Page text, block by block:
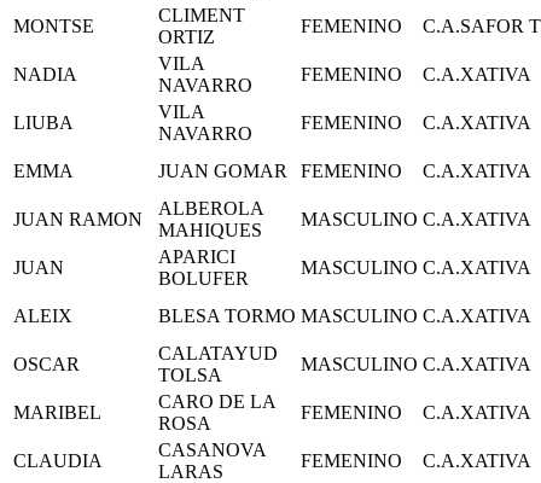
MONTSE
CLIMENT
ORTIZ
FEMENINO C.A.SAFOR
NADIA
VILA
NAVARRO
FEMENINO C.A.XATIVA
LIUBA
VILA
NAVARRO
FEMENINO C.A.XATIVA
EMMA JUAN GOMAR FEMENINO C.A.XATIVA
JUAN RAMON
ALBEROLA
MAHIQUES
MASCULINO C.A.XATIVA
JUAN
APARICI
BOLUFER
MASCULINO C.A.XATIVA
ALEIX BLESA TORMO MASCULINO C.A.XATIVA
OSCAR
CALATAYUD
TOLSA
MASCULINO C.A.XATIVA
MARIBEL
CARO DE LA
ROSA
FEMENINO C.A.XATIVA
CLAUDIA
CASANOVA
LARAS
FEMENINO C.A.XATIVA